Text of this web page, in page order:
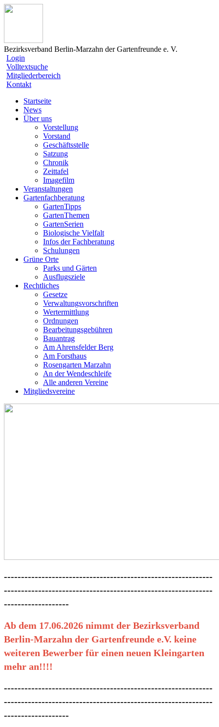
Bezirksverband Berlin-Marzahn der Gartenfreunde e. V.
Login
Volltextsuche
Mitgliederbereich
Kontakt
Startseite
News
Über uns
Vorstellung
Vorstand
Geschäftsstelle
Satzung
Chronik
Zeittafel
Imagefilm
Veranstaltungen
Gartenfachberatung
GartenTipps
GartenThemen
GartenSerien
Biologische Vielfalt
Infos der Fachberatung
Schulungen
Grüne Orte
Parks und Gärten
Ausflugsziele
Rechtliches
Gesetze
Verwaltungsvorschriften
Wertermittlung
Ordnungen
Bearbeitungsgebühren
Bauantrag
Am Ahrensfelder Berg
Am Forsthaus
Rosengarten Marzahn
An der Wendeschleife
Alle anderen Vereine
Mitgliedsvereine
-------------------------------------------------------------
-------------------------------------------------------------
-------------------
Ab dem 17.06.2026 nimmt der Bezirksverband
Berlin-Marzahn der Gartenfreunde e.V. keine
weiteren Bewerber für einen neuen Kleingarten
mehr an!!!!
-------------------------------------------------------------
-------------------------------------------------------------
-------------------